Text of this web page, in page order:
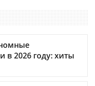
в 2026 году: хиты